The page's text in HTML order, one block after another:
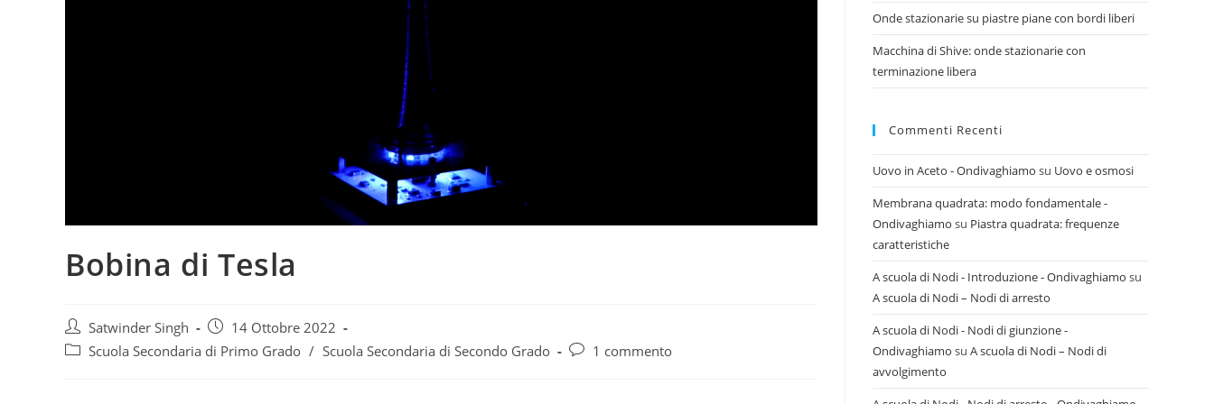
Bobina di Tesla
Satwinder Singh
14 Ottobre 2022
Scuola Secondaria di Primo Grado / Scuola Secondaria di Secondo Grado 1 commento
Onde stazionarie su piastre piane con bordi liberi
Macchina di Shive: onde stazionarie con
terminazione libera
Commenti Recenti
Uovo in Aceto - Ondivaghiamo su Uovo e osmosi
Membrana quadrata: modo fondamentale -
Ondivaghiamo su Piastra quadrata: frequenze
caratteristiche
A scuola di Nodi - Introduzione - Ondivaghiamo su
A scuola di Nodi – Nodi di arresto
A scuola di Nodi - Nodi di giunzione -
Ondivaghiamo su A scuola di Nodi – Nodi di
avvolgimento